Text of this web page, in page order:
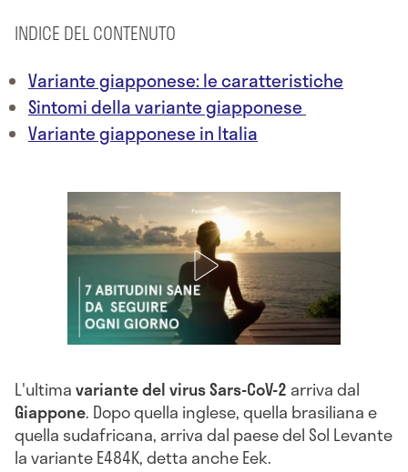
INDICE DEL CONTENUTO
Variante giapponese: le caratteristiche
Sintomi della variante giapponese
Variante giapponese in Italia
L'ultimavariante del virus Sars-CoV-2 arriva dal
Giappone. Dopo quella inglese, quella brasiliana e
quella sudafricana, arriva dal paese del Sol Levante
la variante E484K, detta anche Eek.